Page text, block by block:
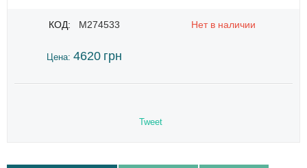
КОД: M274533 Нет в наличии
Цена: 4620 грн
Tweet